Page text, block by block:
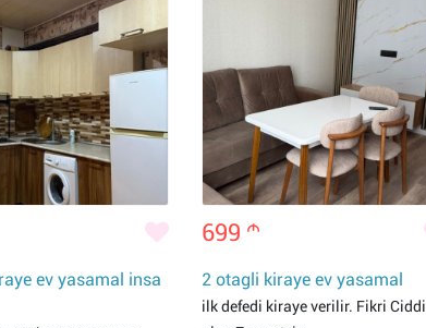
ev yasamal insa
699 m
2 otagli kiraye ev yasamal
ilk defedi kiraye verilir. Fikri Ciddi